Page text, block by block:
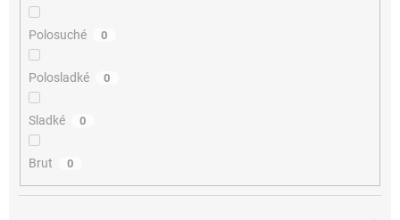
Polosuché 0
Polosladké 0
Sladké 0
Brut 0